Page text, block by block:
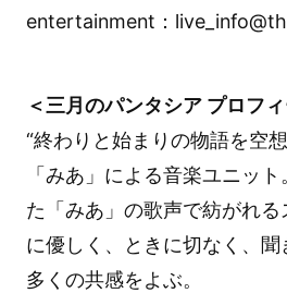
entertainment：
＜三月のパンタシア プロフ
“終わりと始まりの物語を空
「みあ」による音楽ユニッ
た「みあ」の歌声で紡がれる
に優しく、ときに切なく、
多くの共感をよぶ。